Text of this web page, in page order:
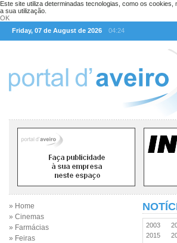
Este site utiliza determinadas tecnologias, como os
a sua utilização.
OK
Friday, 07 de August de 2026
04:24
» Home
» Cinemas
» Farmácias
» Feiras
2003
2015